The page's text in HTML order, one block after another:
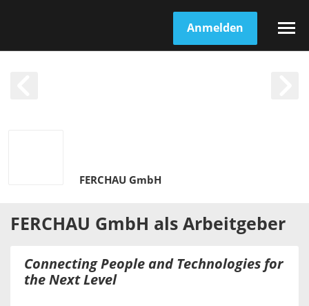
Anmelden
FERCHAU GmbH
FERCHAU GmbH als Arbeitgeber
Connecting People and Technologies for
the Next Level